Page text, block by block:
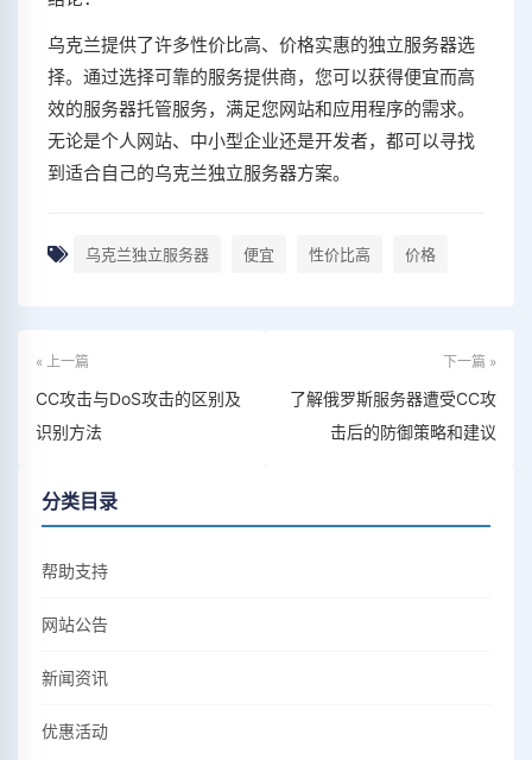
乌克兰提供了许多性价比高、价格实惠的独立服务器选
择。通过选择可靠的服务提供商，您可以获得便宜而高
效的服务器托管服务，满足您网站和应用程序的需求。
无论是个人网站、中小型企业还是开发者，都可以寻找
到适合自己的乌克兰独立服务器方案。
乌克兰独立服务器 便宜 性价比高 价格
« 上一篇
CC攻击与DoS攻击的区别及
识别方法
下一篇 »
了解俄罗斯服务器遭受CC攻
击后的防御策略和建议
分类目录
帮助支持
网站公告
新闻资讯
优惠活动